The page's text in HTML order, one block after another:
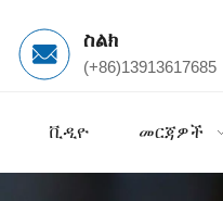
ስልክ
(+86)13913617685
ቪዲዮ መርጃዎች